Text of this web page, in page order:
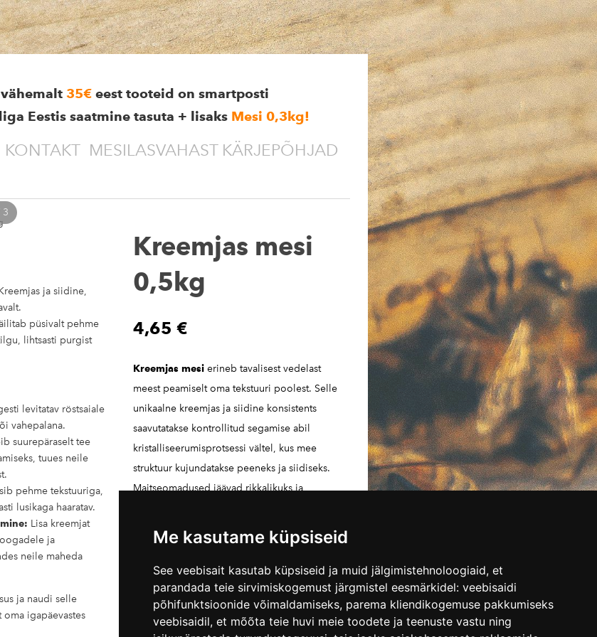
Me kasutame küpsiseid
See veebisait kasutab küpsiseid ja muid jälgimistehnoloogiaid, et
parandada teie sirvimiskogemust järgmistel eesmärkidel: veebisaidi
põhifunktsioonide võimaldamiseks, parema kliendikogemuse pakkumiseks
veebisaidil, et mõõta teie huvi meie toodete ja teenuste vastu ning
35€ eest tooteid on smartposti
Eestis saatmine tasuta + lisaks Mesi 0,3kg!
KONTAKT MESILASVAHAST KÄRJEPÕHJAD
3
ja siidine,
püsivalt pehme
lihtsasti purgist
levitatav röstsaiale
vahepalana.
suurepäraselt tee
tuues neile
pehme tekstuuriga,
lusikaga haaratav.
Lisa kreemjat
ja
neile maheda
ja naudi selle
oma igapäevastes
Kreemjas mesi
0,5kg
4,65 €
Kreemjas mesi erineb tavalisest vedelast
meest peamiselt oma tekstuuri poolest. Selle
unikaalne kreemjas ja siidine konsistents
saavutatakse kontrollitud segamise abil
kristalliseerumisprotsessi vältel, kus mee
struktuur kujundatakse peeneks ja siidiseks.
Maitseomadused jäävad rikkalikuks ja
magususe, kuid lisades samas pehme ja
kreemja nüansi.
Lisa ostukorvi